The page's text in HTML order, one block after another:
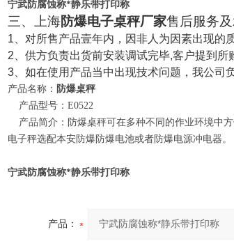
宁武防腐蚀称*静乐带打印称
三、上海防爆电子桌秤厂家售后服务
1、对所售产品壹年内，因非人为因素出现的
2、供方负责出货前安装调试完毕,客户提到所
3、如在使用产品当中出现技术问题，我公司
产品名称： 防爆桌秤
产品型号： E0522
产品简介：防爆桌秤可在多种不同的作业环境中
电子秤选配本安防爆防爆电池或者防爆电源冲电器。
宁武防腐蚀称*静乐带打印称
产品：